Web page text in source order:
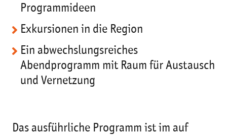
Programmideen
Exkursionen in die Region
Ein abwechslungsreiches
Abendprogramm mit Raum für Austausch
und Vernetzung
Das ausführliche Programm ist im auf